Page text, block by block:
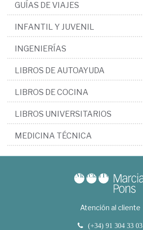
GUÍAS DE VIAJES
INFANTIL Y JUVENIL
INGENIERÍAS
LIBROS DE AUTOAYUDA
LIBROS DE COCINA
LIBROS UNIVERSITARIOS
MEDICINA TÉCNICA
Atención al cliente
(+34) 91 304 33 03